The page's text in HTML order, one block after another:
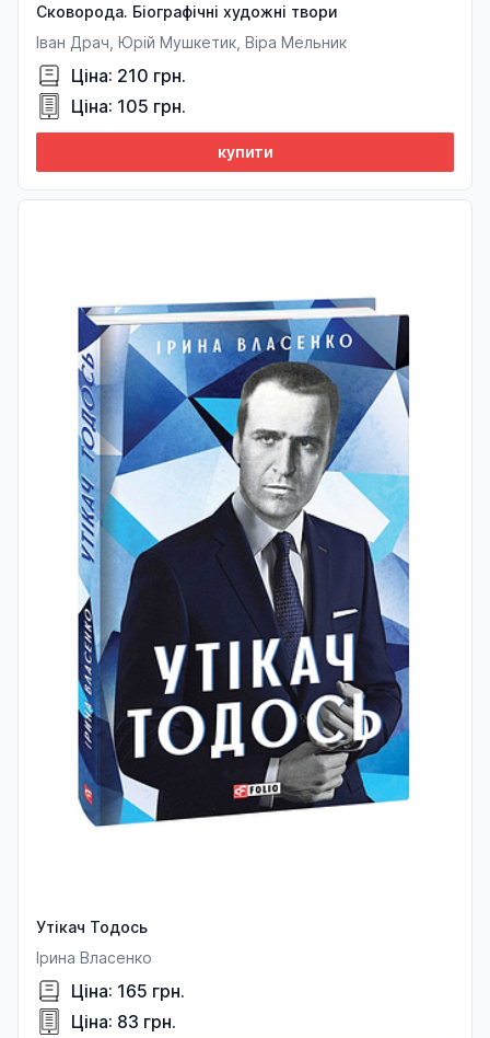
Сковорода. Біографічні художні твори
Іван Драч, Юрій Мушкетик, Віра Мельник
Ціна: 210 грн.
Ціна: 105 грн.
купити
Утікач Тодось
Ірина Власенко
Ціна: 165 грн.
Ціна: 83 грн.